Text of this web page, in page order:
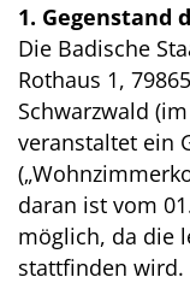
1. Gegenstand
Die Badische
Rothaus 1,
Schwarzwald
veranstaltet ein
daran ist vom
möglich, da die
stattfinden wird.